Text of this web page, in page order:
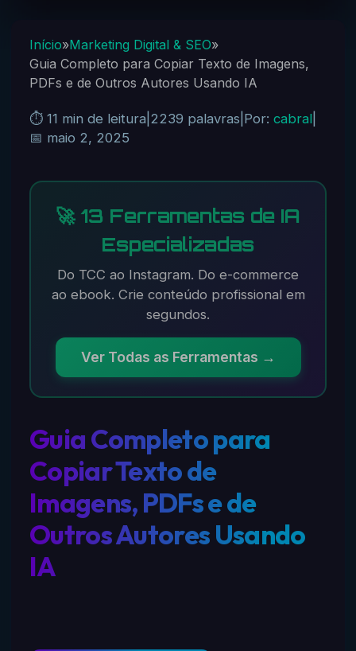
Início»Marketing Digital & SEO»
Guia Completo para Copiar Texto de Imagens,
PDFs e de Outros Autores Usando IA
⏱️ 11 min de leitura 2239 palavras Por: cabral|
📅 maio 2, 2025
🚀 13 Ferramentas de IA
Especializadas
Do TCC ao Instagram. Do e-commerce
ao ebook. Crie conteúdo profissional em
segundos.
Ver Todas as Ferramentas →
Guia Completo para
Copiar Texto de
Imagens, PDFs e de
Outros Autores Usando
IA